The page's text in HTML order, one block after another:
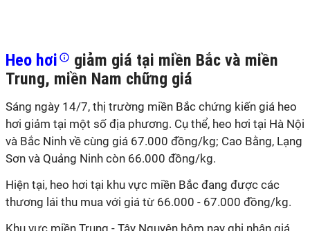
Heo hơi
giảm giá tại miền Bắc và miền
Trung, miền Nam chững giá
Sáng ngày 14/7, thị trường miền Bắc chứng kiến giá heo
hơi giảm tại một số địa phương. Cụ thể, heo hơi tại Hà Nội
và Bắc Ninh về cùng giá 67.000 đồng/kg; Cao Bằng, Lạng
Sơn và Quảng Ninh còn 66.000 đồng/kg.
Hiện tại, heo hơi tại khu vực miền Bắc đang được các
thương lái thu mua với giá từ 66.000 - 67.000 đồng/kg.
Khu vực miền Trung - Tây Nguyên hôm nay ghi nhận giá